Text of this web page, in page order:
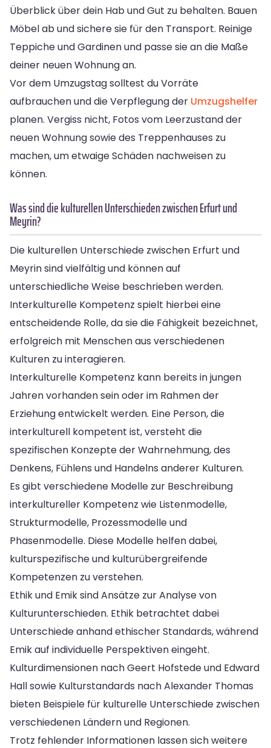
Überblick über dein Hab und Gut zu behalten. Bauen
Möbel ab und sichere sie für den Transport. Reinige
Teppiche und Gardinen und passe sie an die Maße
deiner neuen Wohnung an.
Vor dem Umzugstag solltest du Vorräte
aufbrauchen und die Verpflegung der Umzugshelfer
planen. Vergiss nicht, Fotos vom Leerzustand der
neuen Wohnung sowie des Treppenhauses zu
machen, um etwaige Schäden nachweisen zu
können.
Was sind die kulturellen Unterschieden zwischen Erfurt und
Meyrin?
Die kulturellen Unterschiede zwischen Erfurt und
Meyrin sind vielfältig und können auf
unterschiedliche Weise beschrieben werden.
Interkulturelle Kompetenz spielt hierbei eine
entscheidende Rolle, da sie die Fähigkeit bezeichnet,
erfolgreich mit Menschen aus verschiedenen
Kulturen zu interagieren.
Interkulturelle Kompetenz kann bereits in jungen
Jahren vorhanden sein oder im Rahmen der
Erziehung entwickelt werden. Eine Person, die
interkulturell kompetent ist, versteht die
spezifischen Konzepte der Wahrnehmung, des
Denkens, Fühlens und Handelns anderer Kulturen.
Es gibt verschiedene Modelle zur Beschreibung
interkultureller Kompetenz wie Listenmodelle,
Strukturmodelle, Prozessmodelle und
Phasenmodelle. Diese Modelle helfen dabei,
kulturspezifische und kulturübergreifende
Kompetenzen zu verstehen.
Ethik und Emik sind Ansätze zur Analyse von
Kulturunterschieden. Ethik betrachtet dabei
Unterschiede anhand ethischer Standards, während
Emik auf individuelle Perspektiven eingeht.
Kulturdimensionen nach Geert Hofstede und Edward
Hall sowie Kulturstandards nach Alexander Thomas
bieten Beispiele für kulturelle Unterschiede zwischen
verschiedenen Ländern und Regionen.
Trotz fehlender Informationen lassen sich weitere